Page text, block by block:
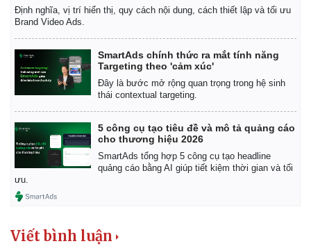
Định nghĩa, vị trí hiển thị, quy cách nội dung, cách thiết lập và tối ưu
Brand Video Ads.
SmartAds chính thức ra mắt tính năng
Targeting theo 'cảm xúc'
Đây là bước mở rộng quan trọng trong hệ sinh
thái contextual targeting.
5 công cụ tạo tiêu đề và mô tả quảng cáo
cho thương hiệu 2026
SmartAds tổng hợp 5 công cụ tạo headline
quảng cáo bằng AI giúp tiết kiệm thời gian và tối
ưu.
Viết bình luận